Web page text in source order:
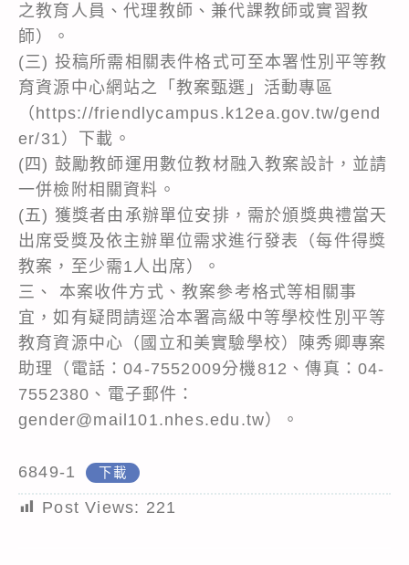
之教育人員、代理教師、兼代課教師或實習教
師）。
(三) 投稿所需相關表件格式可至本署性別平等教
育資源中心網站之「教案甄選」活動專區
（https://friendlycampus.k12ea.gov.tw/gend
er/31）下載。
(四) 鼓勵教師運用數位教材融入教案設計，並請
一併檢附相關資料。
(五) 獲獎者由承辦單位安排，需於頒獎典禮當天
出席受獎及依主辦單位需求進行發表（每件得獎
教案，至少需1人出席）。
三、 本案收件方式、教案參考格式等相關事
宜，如有疑問請逕洽本署高級中等學校性別平等
教育資源中心（國立和美實驗學校）陳秀卿專案
助理（電話：04-7552009分機812、傳真：04-
7552380、電子郵件：
gender@mail101.nhes.edu.tw）。
6849-1 下載
Post Views: 221